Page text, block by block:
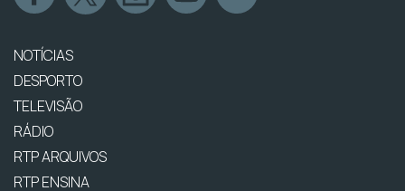
NOTÍCIAS
DESPORTO
TELEVISÃO
RÁDIO
RTP ARQUIVOS
RTP ENSINA